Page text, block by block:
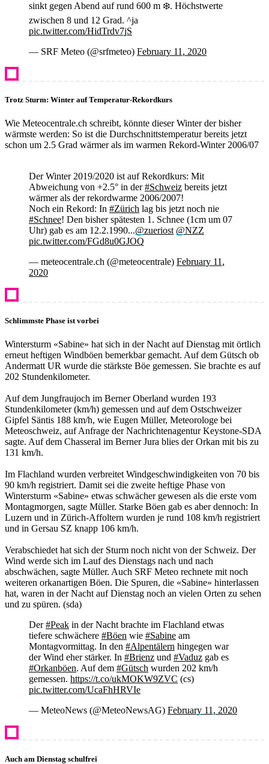
sinkt gegen Abend auf rund 600 m ❄️. Höchstwerte
zwischen 8 und 12 Grad. ^ja
pic.twitter.com/HidTrdv7jS
— SRF Meteo (@srfmeteo) February 11, 2020
Trotz Sturm: Winter auf Temperatur-Rekordkurs
Wie Meteocentrale.ch schreibt, könnte dieser Winter der bisher
wärmste werden: So ist die Durchschnittstemperatur bereits jetzt
schon um 2.5 Grad wärmer als im warmen Rekord-Winter 2006/07
Der Winter 2019/2020 ist auf Rekordkurs: Mit
Abweichung von +2.5° in der#Schweiz bereits jetzt
wärmer als der rekordwarme 2006/2007!
Noch ein Rekord: In #Zürich lag bis jetzt noch nie
#Schnee! Den bisher spätesten 1. Schnee (1cm um 07
Uhr) gab es am 12.2.1990...@zueriost @NZZ
pic.twitter.com/FGd8u0GJOQ
— meteocentrale.ch (@meteocentrale) February 11,
2020
Schlimmste Phase ist vorbei
Wintersturm «Sabine» hat sich in der Nacht auf Dienstag mit örtlich
erneut heftigen Windböen bemerkbar gemacht. Auf dem Gütsch ob
Andermatt UR wurde die stärkste Böe gemessen. Sie brachte es auf
202 Stundenkilometer.
Auf dem Jungfraujoch im Berner Oberland wurden 193
Stundenkilometer (km/h) gemessen und auf dem Ostschweizer
Gipfel Säntis 188 km/h, wie Eugen Müller, Meteorologe bei
Meteoschweiz, auf Anfrage der Nachrichtenagentur Keystone-SDA
sagte. Auf dem Chasseral im Berner Jura blies der Orkan mit bis zu
131 km/h.
Im Flachland wurden verbreitet Windgeschwindigkeiten von 70 bis
90 km/h registriert. Damit sei die zweite heftige Phase von
Wintersturm «Sabine» etwas schwächer gewesen als die erste vom
Montagmorgen, sagte Müller. Starke Böen gab es aber dennoch: In
Luzern und in Zürich-Affoltern wurden je rund 108 km/h registriert
und in Gersau SZ knapp 106 km/h.
Verabschiedet hat sich der Sturm noch nicht von der Schweiz. Der
Wind werde sich im Lauf des Dienstags nach und nach
abschwächen, sagte Müller. Auch SRF Meteo rechnete mit noch
weiteren orkanartigen Böen. Die Spuren, die «Sabine» hinterlassen
hat, waren in der Nacht auf Dienstag noch an vielen Orten zu sehen
und zu spüren. (sda)
Der#Peak in der Nacht brachte im Flachland etwas
tiefere schwächere #Böen wie #Sabine am
Montagvormittag. In den #Alpentälern hingegen war
der Wind eher stärker. In #Brienz und #Vaduz gab es
#Orkanböen. Auf dem #Gütsch wurden 202 km/h
gemessen. https://t.co/ukMOKW9ZVC (cs)
pic.twitter.com/UcaFhHRVIe
— MeteoNews (@MeteoNewsAG) February 11, 2020
Auch am Dienstag schulfrei